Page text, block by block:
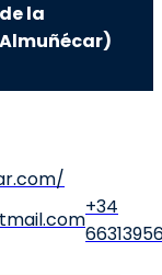
la
+34